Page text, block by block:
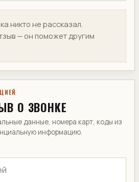
никто не рассказал.
— он поможет другим
О ЗВОНКЕ
данные, номера карт, коды из
информацию.